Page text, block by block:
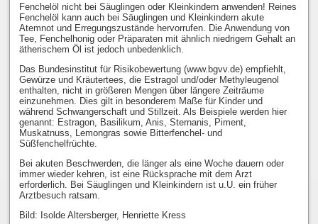
Fenchelöl nicht bei Säuglingen oder Kleinkindern anwenden! Reines
Fenchelöl kann auch bei Säuglingen und Kleinkindern akute
Atemnot und Erregungszustände hervorrufen. Die Anwendung von
Tee, Fenchelhonig oder Präparaten mit ähnlich niedrigem Gehalt an
ätherischem Öl ist jedoch unbedenklich.
Das Bundesinstitut für Risikobewertung (www.bgvv.de) empfiehlt,
Gewürze und Kräutertees, die Estragol und/oder Methyleugenol
enthalten, nicht in größeren Mengen über längere Zeiträume
einzunehmen. Dies gilt in besonderem Maße für Kinder und
während Schwangerschaft und Stillzeit. Als Beispiele werden hier
genannt: Estragon, Basilikum, Anis, Sternanis, Piment,
Muskatnuss, Lemongras sowie Bitterfenchel- und
Süßfenchelfrüchte.
Bei akuten Beschwerden, die länger als eine Woche dauern oder
immer wieder kehren, ist eine Rücksprache mit dem Arzt
erforderlich. Bei Säuglingen und Kleinkindern ist u.U. ein früher
Arztbesuch ratsam.
Bild: Isolde Altersberger, Henriette Kress